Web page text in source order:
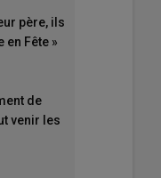
père, ils
en Fête »
de
venir les